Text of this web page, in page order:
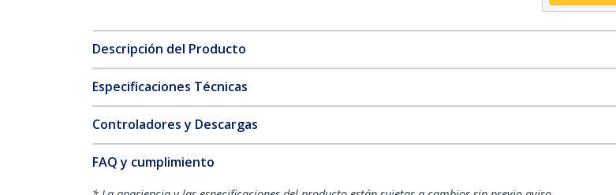
Descripción del Producto
Especificaciones Técnicas
Controladores y Descargas
FAQ y cumplimiento